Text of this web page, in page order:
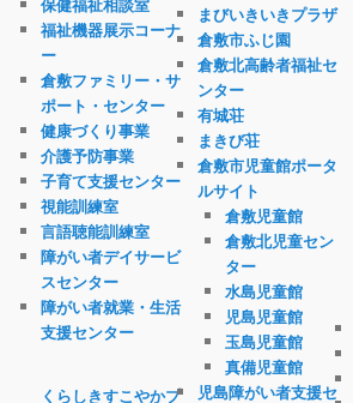
福祉機器展示コーナ
ー
倉敷ファミリー・サ
ポート・センター
健康づくり事業
介護予防事業
子育て支援センター
視能訓練室
言語聴能訓練室
障がい者デイサービ
スセンター
障がい者就業・生活
支援センター
くらしきすこやかプ
まびいきいきプラザ
倉敷市ふじ園
倉敷北高齢者福祉セ
ンター
有城荘
まきび荘
倉敷市児童館ポータ
ルサイト
倉敷児童館
倉敷北児童セン
ター
水島児童館
児島児童館
玉島児童館
真備児童館
児島障がい者支援セ